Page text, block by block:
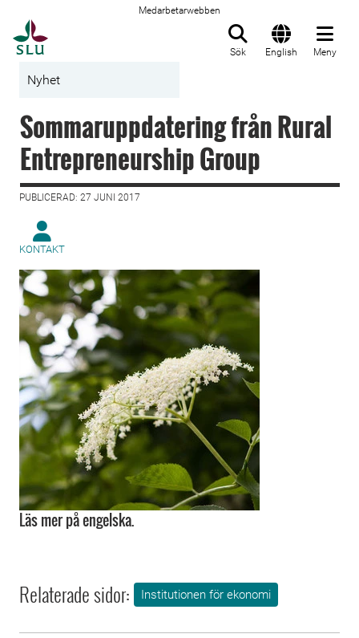
Medarbetarwebben
Sök English Meny
Nyhet
Sommaruppdatering från Rural
Entrepreneurship Group
PUBLICERAD: 27 JUNI 2017
KONTAKT
Läs mer på engelska.
Relaterade sidor: Institutionen för ekonomi